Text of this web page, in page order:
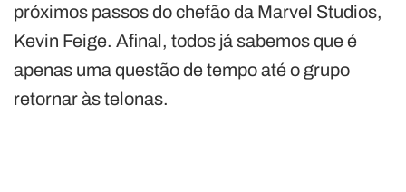
próximos passos do chefão da Marvel Studios,
Kevin Feige. Afinal, todos já sabemos que é
apenas uma questão de tempo até o grupo
retornar às telonas.